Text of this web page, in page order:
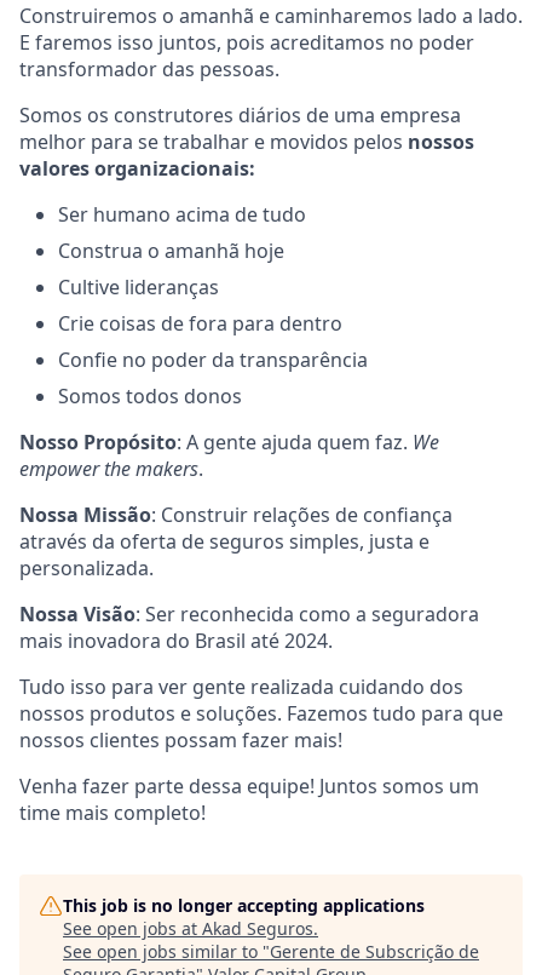
Construiremos o amanhã e caminharemos lado a lado.
E faremos isso juntos, pois acreditamos no poder
transformador das pessoas.
Somos os construtores diários de uma empresa
melhor para se trabalhar e movidos pelos nossos
valores organizacionais:
Ser humano acima de tudo
Construa o amanhã hoje
Cultive lideranças
Crie coisas de fora para dentro
Confie no poder da transparência
Somos todos donos
Nosso Propósito: A gente ajuda quem faz. We
empower the makers.
Nossa Missão: Construir relações de confiança
através da oferta de seguros simples, justa e
personalizada.
Nossa Visão: Ser reconhecida como a seguradora
mais inovadora do Brasil até 2024.
Tudo isso para ver gente realizada cuidando dos
nossos produtos e soluções. Fazemos tudo para que
nossos clientes possam fazer mais!
Venha fazer parte dessa equipe! Juntos somos um
time mais completo!
This job is no longer accepting applications
See open jobs at Akad Seguros.
See open jobs similar to "Gerente de Subscrição de